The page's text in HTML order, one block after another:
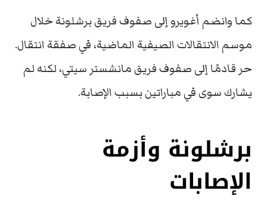
كما وانضم أغويرو إلى صفوف فريق برشلونة خلال
موسم الانتقالات الصيفية الماضية، في صفقة انتقال.
حر قادمًا إلى صفوف فريق مانشستر سيتي، لكنه لم
يشارك سوى في مباراتين بسبب الإصابة.
برشلونة وأزمة
الإصابات